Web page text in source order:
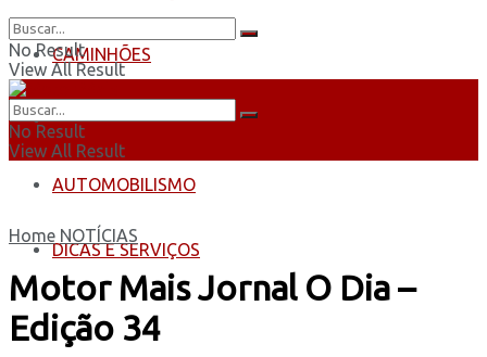
CAMINHÕES
ÔNIBUS
AUTOMOBILISMO
DICAS E SERVIÇOS
No Result
View All Result
No Result
View All Result
Home NOTÍCIAS
Motor Mais Jornal O Dia –
Edição 34